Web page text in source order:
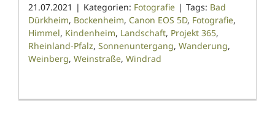
21.07.2021 | Kategorien: Fotografie | Tags: Bad
Dürkheim, Bockenheim, Canon EOS 5D, Fotografie,
Himmel, Kindenheim, Landschaft, Projekt 365,
Rheinland-Pfalz, Sonnenuntergang, Wanderung,
Weinberg, Weinstraße, Windrad